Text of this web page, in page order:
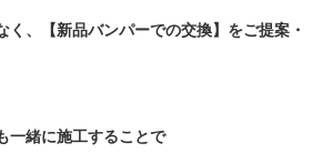
く、【新品バンパーでの交換】をご提案・
一緒に施工することで